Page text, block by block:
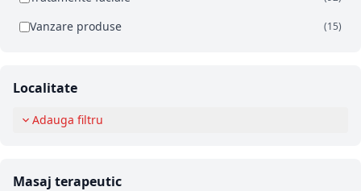
Vanzare produse (15)
Localitate
Adauga filtru
Masaj terapeutic